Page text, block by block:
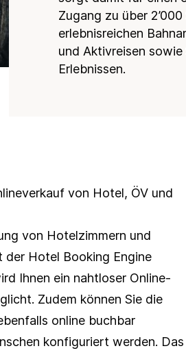
Zugang zu über
erlebnisreichen
und Aktivreisen
Erlebnissen.
von Hotel, ÖV und
von Hotelzimmern und
Ihnen ein nahtloser Online-
Zudem können Sie die
online buchbar
konfiguriert werden. Das